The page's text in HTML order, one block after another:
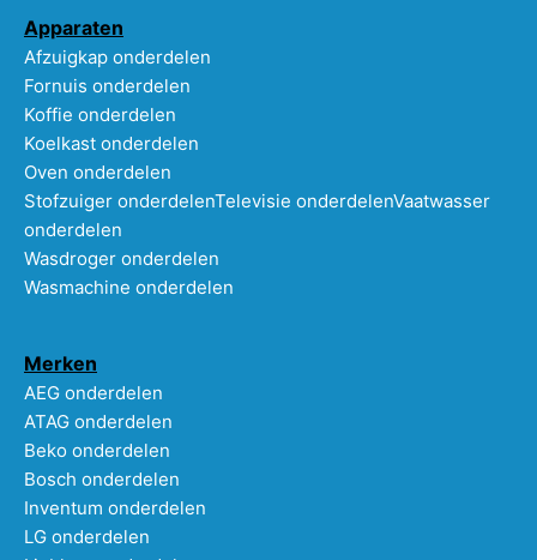
Apparaten
Afzuigkap onderdelen
Fornuis onderdelen
Koffie onderdelen
Koelkast onderdelen
Oven onderdelen
Stofzuiger onderdelenTelevisie onderdelenVaatwasser
onderdelen
Wasdroger onderdelen
Wasmachine onderdelen
Merken
AEG onderdelen
ATAG onderdelen
Beko onderdelen
Bosch onderdelen
Inventum onderdelen
LG onderdelen